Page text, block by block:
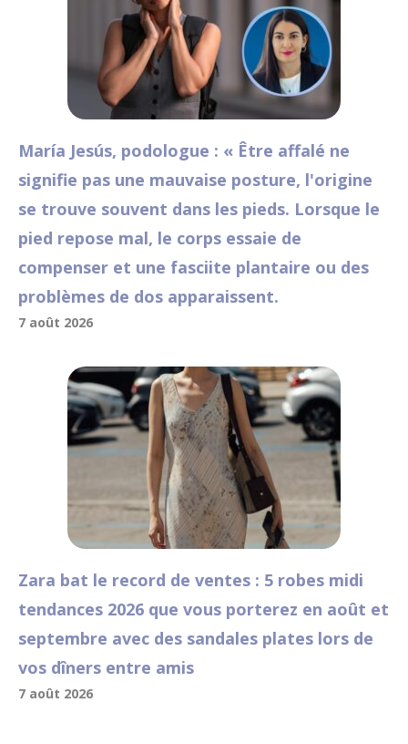
María Jesús, podologue : « Être affalé ne
signifie pas une mauvaise posture, l'origine
se trouve souvent dans les pieds. Lorsque le
pied repose mal, le corps essaie de
compenser et une fasciite plantaire ou des
problèmes de dos apparaissent.
7 août 2026
Zara bat le record de ventes : 5 robes midi
tendances 2026 que vous porterez en août et
septembre avec des sandales plates lors de
vos dîners entre amis
7 août 2026